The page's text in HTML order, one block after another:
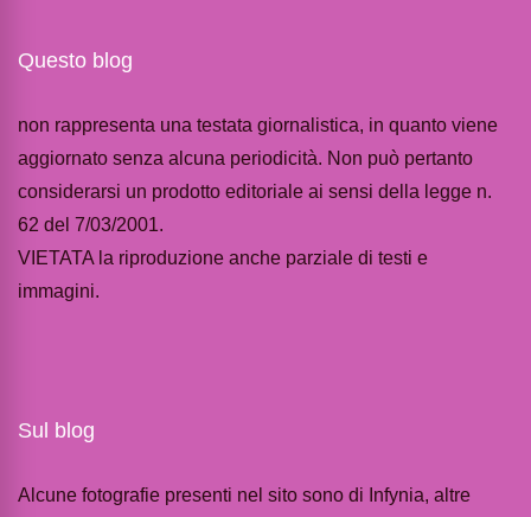
Questo blog
non rappresenta una testata giornalistica, in quanto viene
aggiornato senza alcuna periodicità. Non può pertanto
considerarsi un prodotto editoriale ai sensi della legge n.
62 del 7/03/2001.
VIETATA la riproduzione anche parziale di testi e
immagini.
Sul blog
Alcune fotografie presenti nel sito sono di Infynia, altre